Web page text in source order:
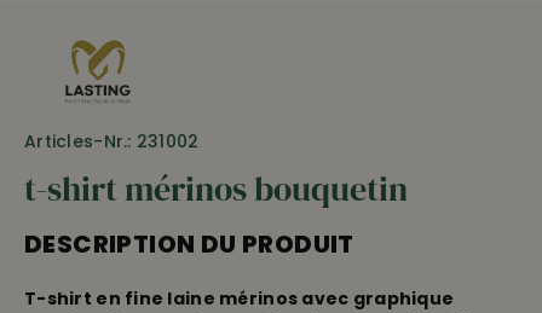
Articles-Nr.: 231002
t-shirt mérinos bouquetin
DESCRIPTION DU PRODUIT
T-shirt en fine laine mérinos avec graphique